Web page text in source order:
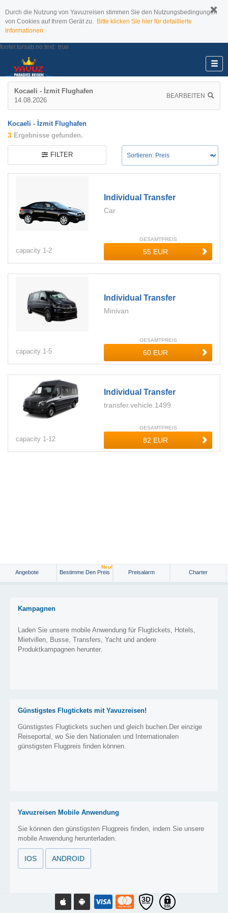
Durch die Nutzung von Yavuzreisen stimmen Sie den Nutzungsbedingungen
von Cookies auf Ihrem Gerät zu. Bitte klicken Sie hier für detaillierte
Informationen.
footer.tursab.no.text: true
Kocaeli - İzmit Flughafen
14.08.2026
BEARBEITEN
Kocaeli - İzmit Flughafen
3 Ergebnisse gefunden.
FILTER
Individual Transfer
Car
capacity 1-2
GESAMTPREIS
Individual Transfer
Minivan
capacity 1-5
GESAMTPREIS
Individual Transfer
transfer.vehicle.1499
capacity 1-12
GESAMTPREIS
Angebote Bestimme Den Preis
Neu!
Preisalarm Charter
Kampagnen
Laden Sie unsere mobile Anwendung für Flugtickets, Hotels,
Mietvillen, Busse, Transfers, Yacht und andere
Produktkampagnen herunter.
Günstigstes Flugtickets mit Yavuzreisen!
Günstigstes Flugtickets suchen und gleich buchen.Der einzige
Reiseportal, wo Sie den Nationalen und Internationalen
günstigsten Flugpreis finden können.
Yavuzreisen Mobile Anwendung
Sie können den günstigsten Flugpreis finden, indem Sie unsere
mobile Anwendung herunterladen.
IOS ANDROID